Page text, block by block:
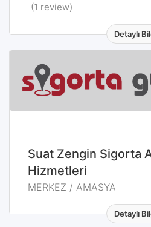
Detaylı
(1 review)
Detaylı
Suat Zengin Sigorta
Hizmetleri
MERKEZ / AMASYA